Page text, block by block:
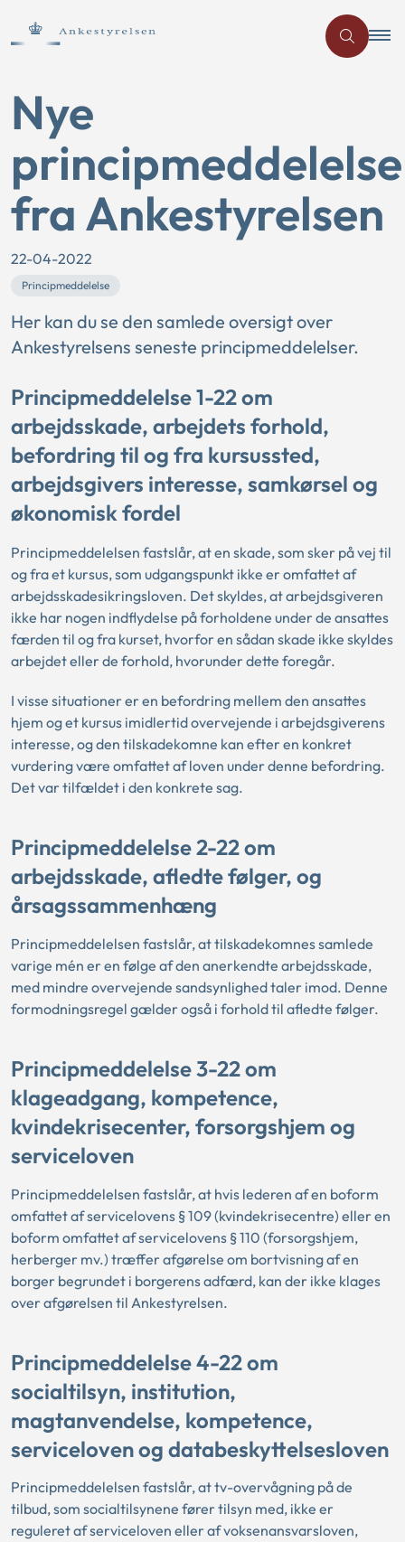
Nye
fra Ankestyrelsen
22-04-2022
Principmeddelelse
Her kan du se den samlede oversigt over
Ankestyrelsens seneste principmeddelelser.
Principmeddelelse 1-22 om
arbejdsskade, arbejdets forhold,
befordring til og fra kursussted,
arbejdsgivers interesse, samkørsel og
økonomisk fordel
Principmeddelelsen fastslår, at en skade, som sker på vej til
og fra et kursus, som udgangspunkt ikke er omfattet af
arbejdsskadesikringsloven. Det skyldes, at arbejdsgiveren
ikke har nogen indflydelse på forholdene under de ansattes
færden til og fra kurset, hvorfor en sådan skade ikke skyldes
arbejdet eller de forhold, hvorunder dette foregår.
I visse situationer er en befordring mellem den ansattes
hjem og et kursus imidlertid overvejende i arbejdsgiverens
interesse, og den tilskadekomne kan efter en konkret
vurdering være omfattet af loven under denne befordring.
Det var tilfældet i den konkrete sag.
Principmeddelelse 2-22 om
arbejdsskade, afledte følger, og
årsagssammenhæng
Principmeddelelsen fastslår, at tilskadekomnes samlede
varige mén er en følge af den anerkendte arbejdsskade,
med mindre overvejende sandsynlighed taler imod. Denne
formodningsregel gælder også i forhold til afledte følger.
Principmeddelelse 3-22 om
klageadgang, kompetence,
kvindekrisecenter, forsorgshjem og
serviceloven
Principmeddelelsen fastslår, at hvis lederen af en boform
omfattet af servicelovens § 109 (kvindekrisecentre) eller en
boform omfattet af servicelovens § 110 (forsorgshjem,
herberger mv.) træffer afgørelse om bortvisning af en
borger begrundet i borgerens adfærd, kan der ikke klages
over afgørelsen til Ankestyrelsen.
Principmeddelelse 4-22 om
socialtilsyn, institution,
magtanvendelse, kompetence,
serviceloven og databeskyttelsesloven
Principmeddelelsen fastslår, at tv-overvågning på de
tilbud, som socialtilsynene fører tilsyn med, ikke er
reguleret af serviceloven eller af voksenansvarsloven,